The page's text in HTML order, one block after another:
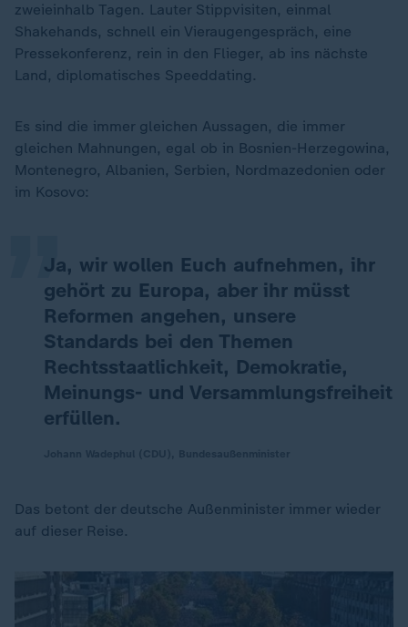
zweieinhalb Tagen. Lauter Stippvisiten, einmal
Shakehands, schnell ein Vieraugengespräch, eine
Pressekonferenz, rein in den Flieger, ab ins nächste
Land, diplomatisches Speeddating.
Es sind die immer gleichen Aussagen, die immer
gleichen Mahnungen, egal ob in Bosnien-Herzegowina,
Montenegro, Albanien, Serbien, Nordmazedonien oder
im Kosovo:
Ja, wir wollen Euch aufnehmen, ihr
gehört zu Europa, aber ihr müsst
Reformen angehen, unsere
Standards bei den Themen
Rechtsstaatlichkeit, Demokratie,
Meinungs- und Versammlungsfreiheit
erfüllen.
„
Das betont der deutsche Außenminister immer wieder
auf dieser Reise.